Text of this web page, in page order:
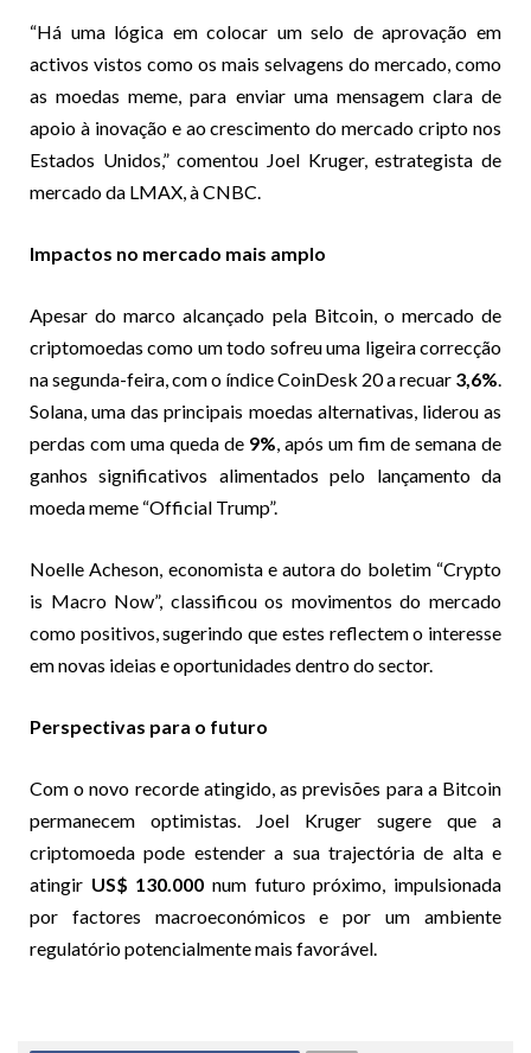
“Há uma lógica em colocar um selo de aprovação em
activos vistos como os mais selvagens do mercado, como
as moedas meme, para enviar uma mensagem clara de
apoio à inovação e ao crescimento do mercado cripto nos
Estados Unidos,” comentou Joel Kruger, estrategista de
mercado da LMAX, à CNBC.
Impactos no mercado mais amplo
Apesar do marco alcançado pela Bitcoin, o mercado de
criptomoedas como um todo sofreu uma ligeira correcção
na segunda-feira, com o índice CoinDesk 20 a recuar 3,6%.
Solana, uma das principais moedas alternativas, liderou as
perdas com uma queda de 9%, após um fim de semana de
ganhos significativos alimentados pelo lançamento da
moeda meme “Official Trump”.
Noelle Acheson, economista e autora do boletim “Crypto
is Macro Now”, classificou os movimentos do mercado
como positivos, sugerindo que estes reflectem o interesse
em novas ideias e oportunidades dentro do sector.
Perspectivas para o futuro
Com o novo recorde atingido, as previsões para a Bitcoin
permanecem optimistas. Joel Kruger sugere que a
criptomoeda pode estender a sua trajectória de alta e
atingir US$ 130.000 num futuro próximo, impulsionada
por factores macroeconómicos e por um ambiente
regulatório potencialmente mais favorável.